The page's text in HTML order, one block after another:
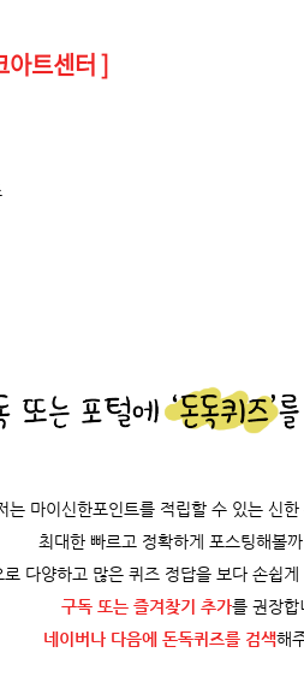
아트센터 ]
는 마이신한포인트를 적립할 수 있는 신
최대한 빠르고 정확하게 포스팅해볼까
로 다양하고 많은 퀴즈 정답을 보다 손쉽게
구독 또는 즐겨찾기 추가를 권장합
네이버나 다음에 돈독퀴즈를 검색해